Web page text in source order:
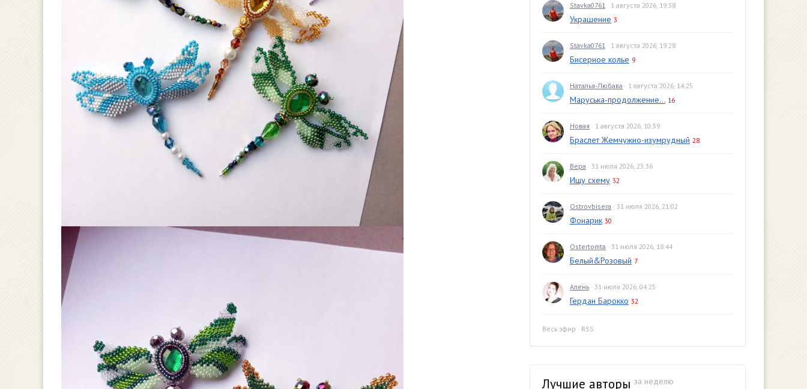
Stavka0761 · 1 августа 2026, 19:38
Украшение 3
Stavka0761 · 1 августа 2026, 19:28
Бисерное колье 9
Наталья-Любава · 1 августа 2026, 14:25
Маруська-продолжение... 16
Новая · 1 августа 2026, 10:59
Браслет Жемчужно-изумрудный 28
Вера · 31 июля 2026, 23:36
Ищу схему 32
Ostrovbisera · 31 июля 2026, 21:02
Фонарик 30
Ostertomta · 31 июля 2026, 18:44
Белый&Розовый 7
Алень · 31 июля 2026, 04:25
Гердан Барокко 32
Весь эфир · RSS
Лучшие авторы за неделю